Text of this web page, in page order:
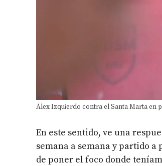
Álex Izquierdo contra el Santa Marta en
En este sentido, ve una
semana a semana y partido a
de poner el foco donde